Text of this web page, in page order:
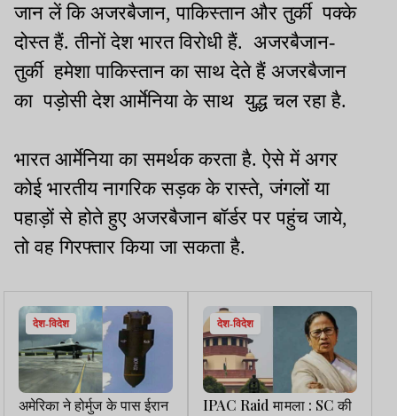
जान लें कि अजरबैजान, पाकिस्तान और तुर्की पक्के
दोस्त हैं. तीनों देश भारत विरोधी हैं. अजरबैजान-
तुर्की हमेशा पाकिस्तान का साथ देते हैं अजरबैजान
का पड़ोसी देश आर्मेनिया के साथ युद्ध चल रहा है.
भारत आर्मेनिया का समर्थक करता है. ऐसे में अगर
कोई भारतीय नागरिक सड़क के रास्ते, जंगलों या
पहाड़ों से होते हुए अजरबैजान बॉर्डर पर पहुंच जाये,
तो वह गिरफ्तार किया जा सकता है.
देश-विदेश
अमेरिका ने होर्मुज के पास ईरान
देश-विदेश
IPAC Raid मामला : SC की